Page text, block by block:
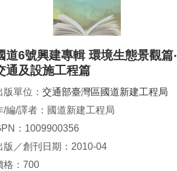
道6號興建專輯 環境生態景觀篇‧
通及設施工程篇
版單位： 交通部臺灣區國道新建工程局
/編/譯者：國道新建工程局
：1009900356
版／創刊日期：2010-04
格：700